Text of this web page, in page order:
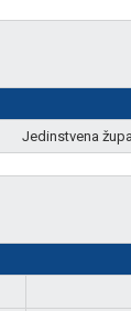
Jedinstvena